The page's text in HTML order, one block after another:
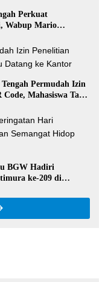
Perkuat
Wabup Mario
Permudah Izin
Mahasiswa Tak
BGW Hadiri
ke-209 di